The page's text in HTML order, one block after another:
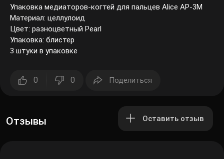
Упаковка медиаторов-когтей для пальцев Alice AP-3M
Материал: целлулоид
Цвет: разноцветный Pearl
Упаковка: блистер
3 штуки в упаковке
0 0 Поделиться
Отзывы Оставить отзыв